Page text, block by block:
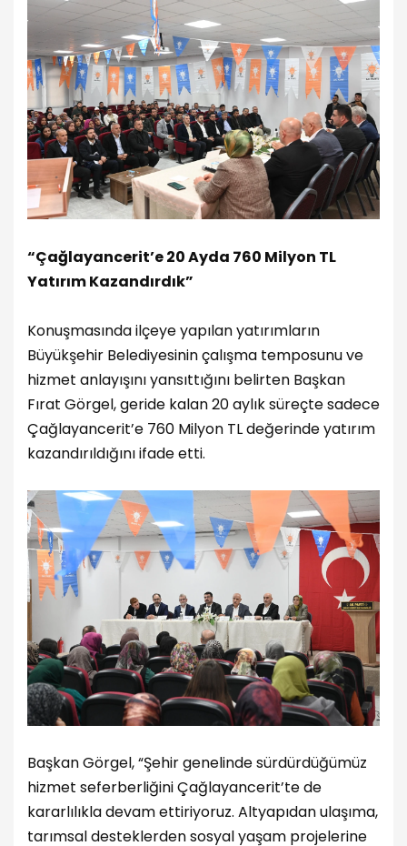
“Çağlayancerit’e 20 Ayda 760 Milyon TL
Yatırım Kazandırdık”
Konuşmasında ilçeye yapılan yatırımların
Büyükşehir Belediyesinin çalışma temposunu ve
hizmet anlayışını yansıttığını belirten Başkan
Fırat Görgel, geride kalan 20 aylık süreçte sadece
Çağlayancerit’e 760 Milyon TL değerinde yatırım
kazandırıldığını ifade etti.
Başkan Görgel, “Şehir genelinde sürdürdüğümüz
hizmet seferberliğini Çağlayancerit’te de
kararlılıkla devam ettiriyoruz. Altyapıdan ulaşıma,
tarımsal desteklerden sosyal yaşam projelerine